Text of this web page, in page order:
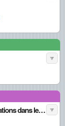
La spécification DNG 1.3 et ses probables applications dans les futures versions de Lightroom & ACR